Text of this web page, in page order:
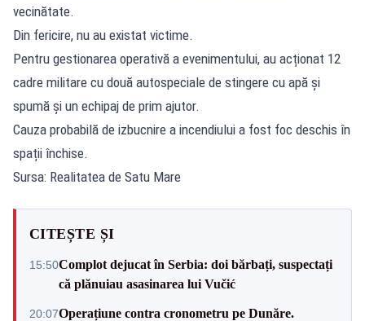
vecinătate.
Din fericire, nu au existat victime.
Pentru gestionarea operativă a evenimentului, au acționat 12
cadre militare cu două autospeciale de stingere cu apă și
spumă și un echipaj de prim ajutor.
Cauza probabilă de izbucnire a incendiului a fost foc deschis în
spații închise.
Sursa: Realitatea de Satu Mare
CITEȘTE ȘI
15:50Complot dejucat în Serbia: doi bărbați, suspectați
că plănuiau asasinarea lui Vučić
20:07Operațiune contra cronometru pe Dunăre.